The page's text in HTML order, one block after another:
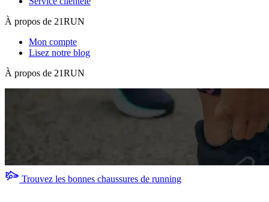
À propos de 21RUN
Mon compte
Lisez notre blog
À propos de 21RUN
Trouvez les bonnes chaussures de running